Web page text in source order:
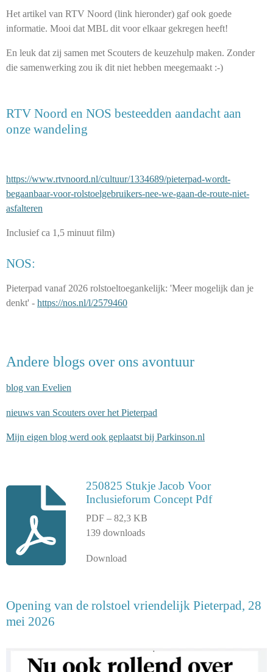
Het artikel van RTV Noord (link hieronder) gaf ook goede
informatie. Mooi dat MBL dit voor elkaar gekregen heeft!
En leuk dat zij samen met Scouters de keuzehulp maken. Zonder
die samenwerking zou ik dit niet hebben meegemaakt :-)
RTV Noord en NOS besteedden aandacht aan
onze wandeling
https://www.rtvnoord.nl/cultuur/1334689/pieterpad-wordt-
begaanbaar-voor-rolstoelgebruikers-nee-we-gaan-de-route-niet-
asfalteren
Inclusief ca 1,5 minuut film)
NOS:
Pieterpad vanaf 2026 rolstoeltoegankelijk: 'Meer mogelijk dan je
denkt' - https://nos.nl/l/2579460
Andere blogs over ons avontuur
blog van Evelien
nieuws van Scouters over het Pieterpad
Mijn eigen blog werd ook geplaatst bij Parkinson.nl
250825 Stukje Jacob Voor
Inclusieforum Concept Pdf
PDF – 82,3 KB
139 downloads
Download
Opening van de rolstoel vriendelijk Pieterpad, 28
mei 2026